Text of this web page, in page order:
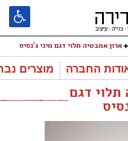
ארון אמבטיה תלוי דגם מיני ג'נסיס
החברה מוצרים
תלוי דגם